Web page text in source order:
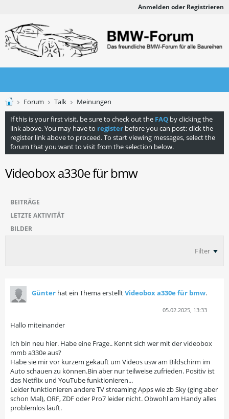
Anmelden oder Registrieren
Forum Talk
Meinungen
If this is your first visit, be sure to check out the FAQ by clicking the
link above. You may have to register before you can post: click the
register link above to proceed. To start viewing messages, select the
forum that you want to visit from the selection below.
Videobox a330e für bmw
BEITRÄGE
LETZTE AKTIVITÄT
BILDER
Filter
Günter hat ein Thema erstelltVideobox a330e für bmw.
05.02.2025, 13:33
Hallo miteinander
Ich bin neu hier. Habe eine Frage.. Kennt sich wer mit der videobox
mmb a330e aus?
Habe sie mir vor kurzem gekauft um Videos usw am Bildschirm im
Auto schauen zu können.Bin aber nur teilweise zufrieden. Positiv ist
das Netflix und YouTube funktionieren...
Leider funktionieren andere TV streaming Apps wie zb Sky (ging aber
schon Mal), ORF, ZDF oder Pro7 leider nicht. Obwohl am Handy alles
problemlos läuft.